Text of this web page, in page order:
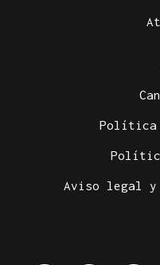
Política
Aviso legal y